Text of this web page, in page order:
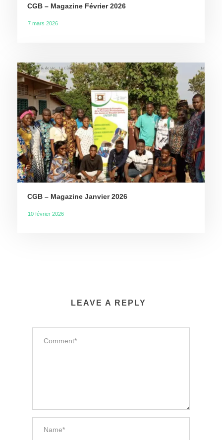
CGB – Magazine Février 2026
7 mars 2026
CGB – Magazine Janvier 2026
10 février 2026
LEAVE A REPLY